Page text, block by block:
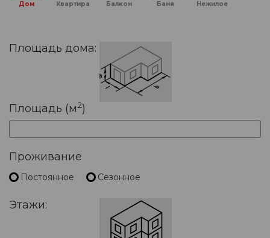
Дом Квартира Балкон Баня Нежилое
Площадь дома:
Площадь (м2)
Проживание
Постоянное Сезонное
Этажи: